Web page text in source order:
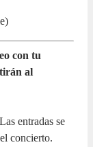
con tu
al
Las entradas se
concierto.